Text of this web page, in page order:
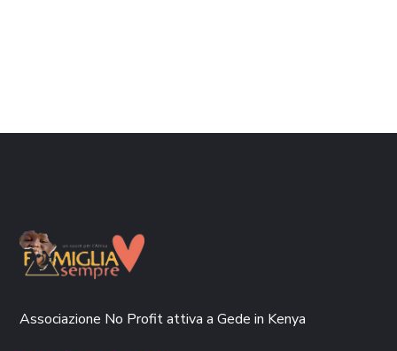
Associazione No Profit attiva a Gede in Kenya